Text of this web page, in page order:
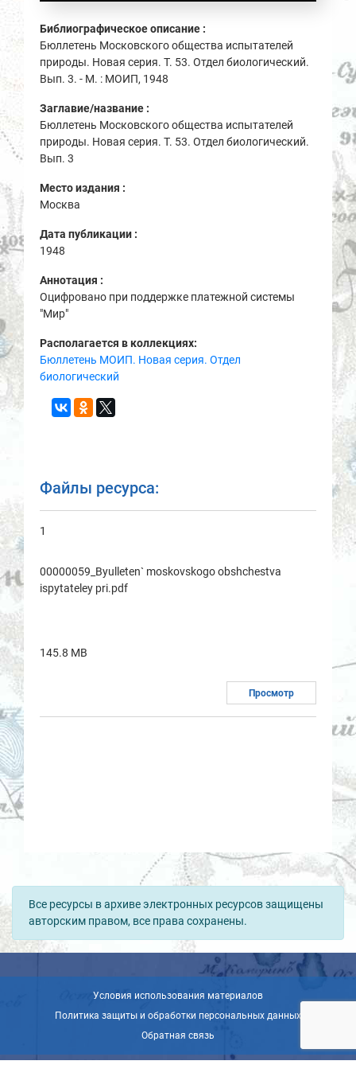
Библиографическое описание :
Бюллетень Московского общества испытателей
природы. Новая серия. Т. 53. Отдел биологический.
Вып. 3. - М. : МОИП, 1948
Заглавие/название :
Бюллетень Московского общества испытателей
природы. Новая серия. Т. 53. Отдел биологический.
Вып. 3
Место издания :
Москва
Дата публикации :
1948
Аннотация :
Оцифровано при поддержке платежной системы
"Мир"
Располагается в коллекциях:
Бюллетень МОИП. Новая серия. Отдел
биологический
Файлы ресурса:
1
00000059_Byulleten` moskovskogo obshchestvа
ispytаteley pri.pdf
145.8 MB
Просмотр
Все ресурсы в архиве электронных ресурсов защищены
авторским правом, все права сохранены.
Условия использования материалов
Политика защиты и обработки персональных данных
Обратная связь